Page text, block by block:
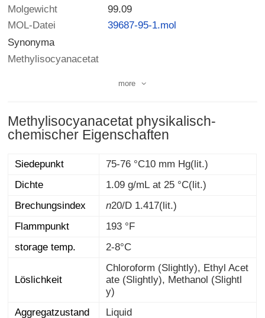
Molgewicht
99.09
MOL-Datei
39687-95-1.mol
Synonyma
Methylisocyanacetat
more
Methylisocyanacetat physikalisch-
chemischer Eigenschaften
Siedepunkt
75-76 °C10 mm Hg(lit.)
Dichte
1.09 g/mL at 25 °C(lit.)
Brechungsindex
n20/D1.417(lit.)
Flammpunkt
193 °F
storage temp.
2-8°C
Löslichkeit
Chloroform (Slightly), Ethyl Acet
ate (Slightly), Methanol (Slightl
y)
Aggregatzustand
Liquid